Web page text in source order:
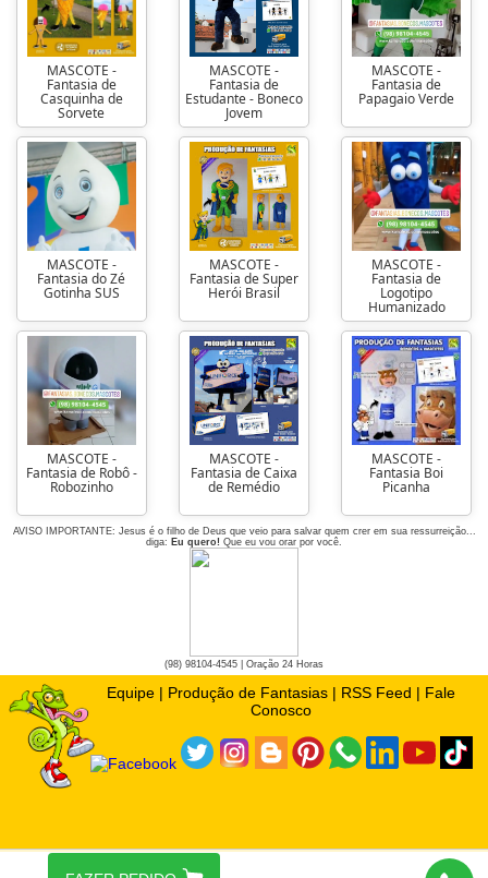
MASCOTE -
Fantasia de
Casquinha de
Sorvete
MASCOTE -
Fantasia de
Estudante - Boneco
Jovem
MASCOTE -
Fantasia de
Papagaio Verde
MASCOTE -
Fantasia do Zé
Gotinha SUS
MASCOTE -
Fantasia de Super
Herói Brasil
MASCOTE -
Fantasia de
Logotipo
Humanizado
MASCOTE -
Fantasia de Robô -
Robozinho
MASCOTE -
Fantasia de Caixa
de Remédio
MASCOTE -
Fantasia Boi
Picanha
AVISO IMPORTANTE: Jesus é o filho de Deus que veio para salvar quem crer em sua ressurreição...
diga: Eu quero! Que eu vou orar por você.
(98) 98104-4545 | Oração 24 Horas
Equipe | Produção de Fantasias | RSS Feed | Fale
Conosco